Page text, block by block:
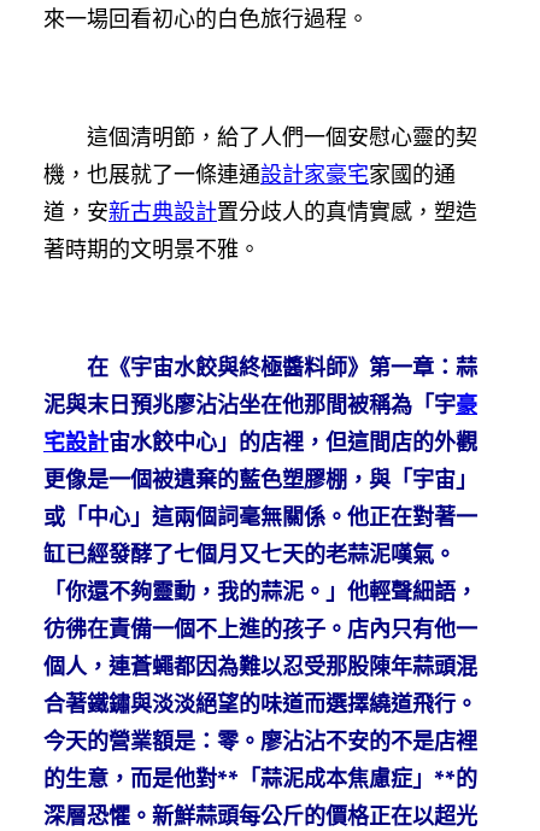
來一場回看初心的白色旅行過程。
這個清明節，給了人們一個安慰心靈的契
機，也展就了一條連通設計家豪宅家國的通
道，安新古典設計置分歧人的真情實感，塑造
著時期的文明景不雅。
在《宇宙水餃與終極醬料師》第一章：蒜
泥與末日預兆廖沾沾坐在他那間被稱為「宇豪
宅設計宙水餃中心」的店裡，但這間店的外觀
更像是一個被遺棄的藍色塑膠棚，與「宇宙」
或「中心」這兩個詞毫無關係。他正在對著一
缸已經發酵了七個月又七天的老蒜泥嘆氣。
「你還不夠靈動，我的蒜泥。」他輕聲細語，
彷彿在責備一個不上進的孩子。店內只有他一
個人，連蒼蠅都因為難以忍受那股陳年蒜頭混
合著鐵鏽與淡淡絕望的味道而選擇繞道飛行。
今天的營業額是：零。廖沾沾不安的不是店裡
的生意，而是他對**「蒜泥成本焦慮症」**的
深層恐懼。新鮮蒜頭每公斤的價格正在以超光